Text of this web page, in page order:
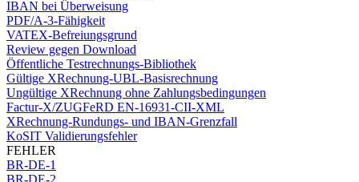
IBAN bei Überweisung
PDF/A-3-Fähigkeit
VATEX-Befreiungsgrund
Review gegen Download
Öffentliche Testrechnungs-Bibliothek
Gültige XRechnung-UBL-Basisrechnung
Ungültige XRechnung ohne Zahlungsbedingungen
Factur-X/ZUGFeRD EN-16931-CII-XML
XRechnung-Rundungs- und IBAN-Grenzfall
KoSIT Validierungsfehler
FEHLER
BR-DE-1
BR-DE-2